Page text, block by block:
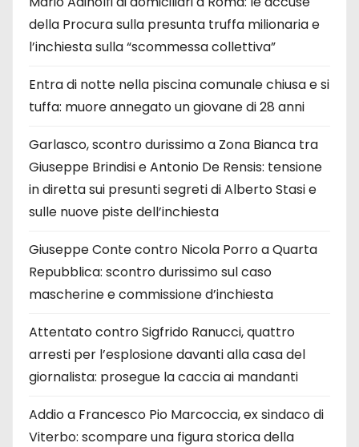
della Procura sulla presunta truffa milionaria e
l’inchiesta sulla “scommessa collettiva”
Entra di notte nella piscina comunale chiusa e si
tuffa: muore annegato un giovane di 28 anni
Garlasco, scontro durissimo a Zona Bianca tra
Giuseppe Brindisi e Antonio De Rensis: tensione
in diretta sui presunti segreti di Alberto Stasi e
sulle nuove piste dell’inchiesta
Giuseppe Conte contro Nicola Porro a Quarta
Repubblica: scontro durissimo sul caso
mascherine e commissione d’inchiesta
Attentato contro Sigfrido Ranucci, quattro
arresti per l’esplosione davanti alla casa del
giornalista: prosegue la caccia ai mandanti
Addio a Francesco Pio Marcoccia, ex sindaco di
Viterbo: scompare una figura storica della